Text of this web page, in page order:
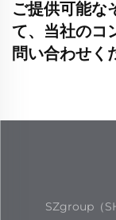
ご提供可能な
て、当社のコ
問い合わせく
SZgroup（